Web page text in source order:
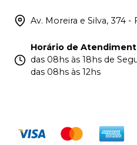
Av. Moreira e Silva, 374 -
Horário de
das 08hs às 18hs de
das 08hs às 12hs